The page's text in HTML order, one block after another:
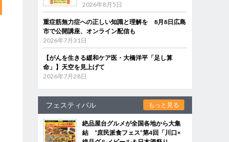
2026年8月5日
重症筋無力症への正しい知識と理解を 8月8日広島
市で公開講座、オンライン配信も
2026年7月31日
【がんを生きる緩和ケア医・大橋洋平「足し算
命」】天空を見上げて
2026年7月28日
フェスティバル もっと見る
絶品屋台グルメが全国各地から大集
結 “庶民派食フェス”第4回「川口×